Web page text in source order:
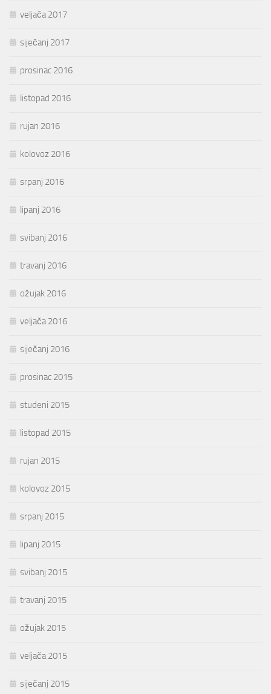
veljača 2017
siječanj 2017
prosinac 2016
listopad 2016
rujan 2016
kolovoz 2016
srpanj 2016
lipanj 2016
svibanj 2016
travanj 2016
ožujak 2016
veljača 2016
siječanj 2016
prosinac 2015
studeni 2015
listopad 2015
rujan 2015
kolovoz 2015
srpanj 2015
lipanj 2015
svibanj 2015
travanj 2015
ožujak 2015
veljača 2015
siječanj 2015